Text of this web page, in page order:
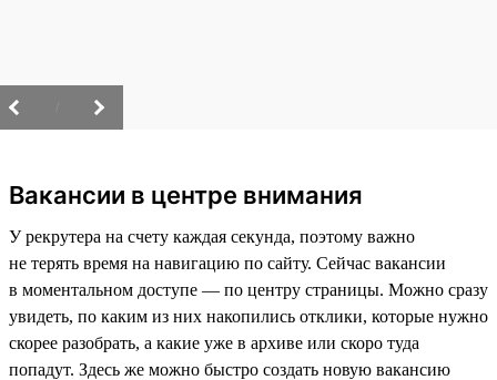
Вакансии в центре внимания
У рекрутера на счету каждая секунда, поэтому важно
не терять время на навигацию по сайту. Сейчас вакансии
в моментальном доступе — по центру страницы. Можно сразу
увидеть, по каким из них накопились отклики, которые нужно
скорее разобрать, а какие уже в архиве или скоро туда
попадут. Здесь же можно быстро создать новую вакансию